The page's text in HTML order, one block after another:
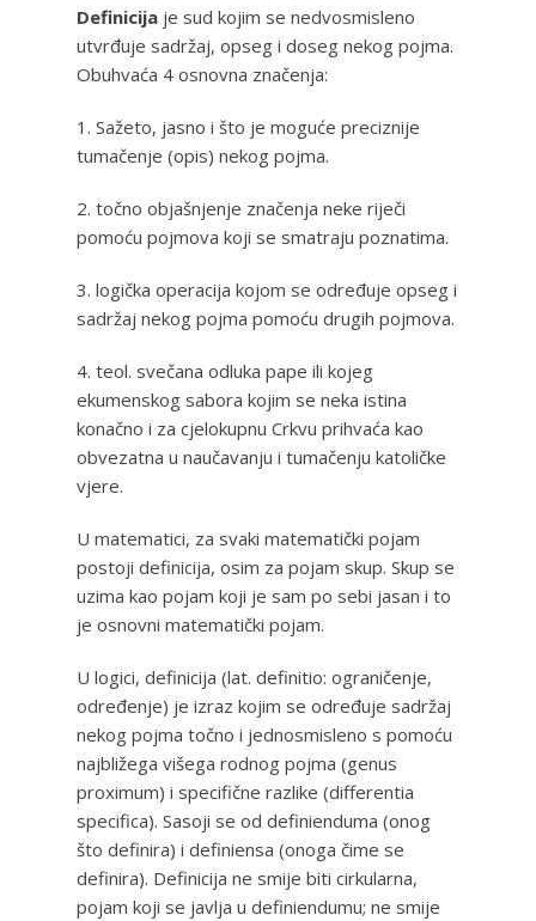
Definicija je sud kojim se nedvosmisleno
utvrđuje sadržaj, opseg i doseg nekog pojma.
Obuhvaća 4 osnovna značenja:
1. Sažeto, jasno i što je moguće preciznije
tumačenje (opis) nekog pojma.
2. točno objašnjenje značenja neke riječi
pomoću pojmova koji se smatraju poznatima.
3. logička operacija kojom se određuje opseg i
sadržaj nekog pojma pomoću drugih pojmova.
4. teol. svečana odluka pape ili kojeg
ekumenskog sabora kojim se neka istina
konačno i za cjelokupnu Crkvu prihvaća kao
obvezatna u naučavanju i tumačenju katoličke
vjere.
U matematici, za svaki matematički pojam
postoji definicija, osim za pojam skup. Skup se
uzima kao pojam koji je sam po sebi jasan i to
je osnovni matematički pojam.
U logici, definicija (lat. definitio: ograničenje,
određenje) je izraz kojim se određuje sadržaj
nekog pojma točno i jednosmisleno s pomoću
najbližega višega rodnog pojma (genus
proximum) i specifične razlike (differentia
specifica). Sasoji se od definienduma (onog
što definira) i definiensa (onoga čime se
definira). Definicija ne smije biti cirkularna,
pojam koji se javlja u definiendumu; ne smije